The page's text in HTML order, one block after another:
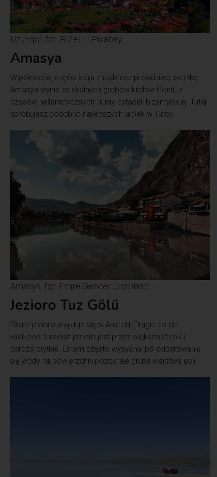
Uzungöl, fot. RiZeLLi Pixabay
Amasya
W północnej części kraju znajdziesz prawdziwą perełkę.
Amasya słynie ze skalnych grobów królów Pontu z
czasów hellenistycznych i ruiny cytadeli bizantyjskiej. Tutaj
spróbujesz podobno najlepszych jabłek w Turcji.
Amasya, fot. Emre Gencer Unsplash
Jezioro Tuz Gölü
Słone jezioro znajduje się w Anatolii. Drugie co do
wielkości tureckie jezioro jest przez większość roku
bardzo płytkie. Latem często wysycha, po odparowaniu
się wody na powierzchni pozostaje gruba warstwa soli.